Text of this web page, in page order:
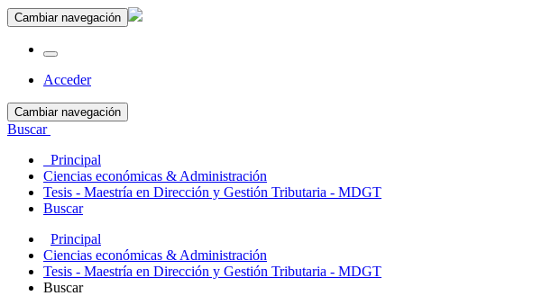
Cambiar navegación
Acceder
Cambiar navegación
Buscar
Principal
Ciencias económicas & Administración
Tesis - Maestría en Dirección y Gestión Tributaria - MDGT
Buscar
Principal
Ciencias económicas & Administración
Tesis - Maestría en Dirección y Gestión Tributaria - MDGT
Buscar